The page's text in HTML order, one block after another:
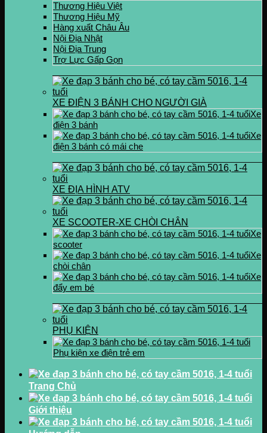
Thương Hiệu Việt
Thương Hiệu Mỹ
Hàng xuất Châu Âu
Nội Địa Nhật
Nội Địa Trung
Trợ Lực Gấp Gọn
XE ĐIỆN 3 BÁNH CHO NGƯỜI GIÀ
Xe
điện 3 bánh
Xe
điện 3 bánh có mái che
XE ĐỊA HÌNH ATV
XE SCOOTER-XE CHÒI CHÂN
Xe
scooter
Xe
chòi chân
Xe
đẩy em bé
PHỤ KIỆN
Phụ kiện xe điện trẻ em
Trang Chủ
Giới thiệu